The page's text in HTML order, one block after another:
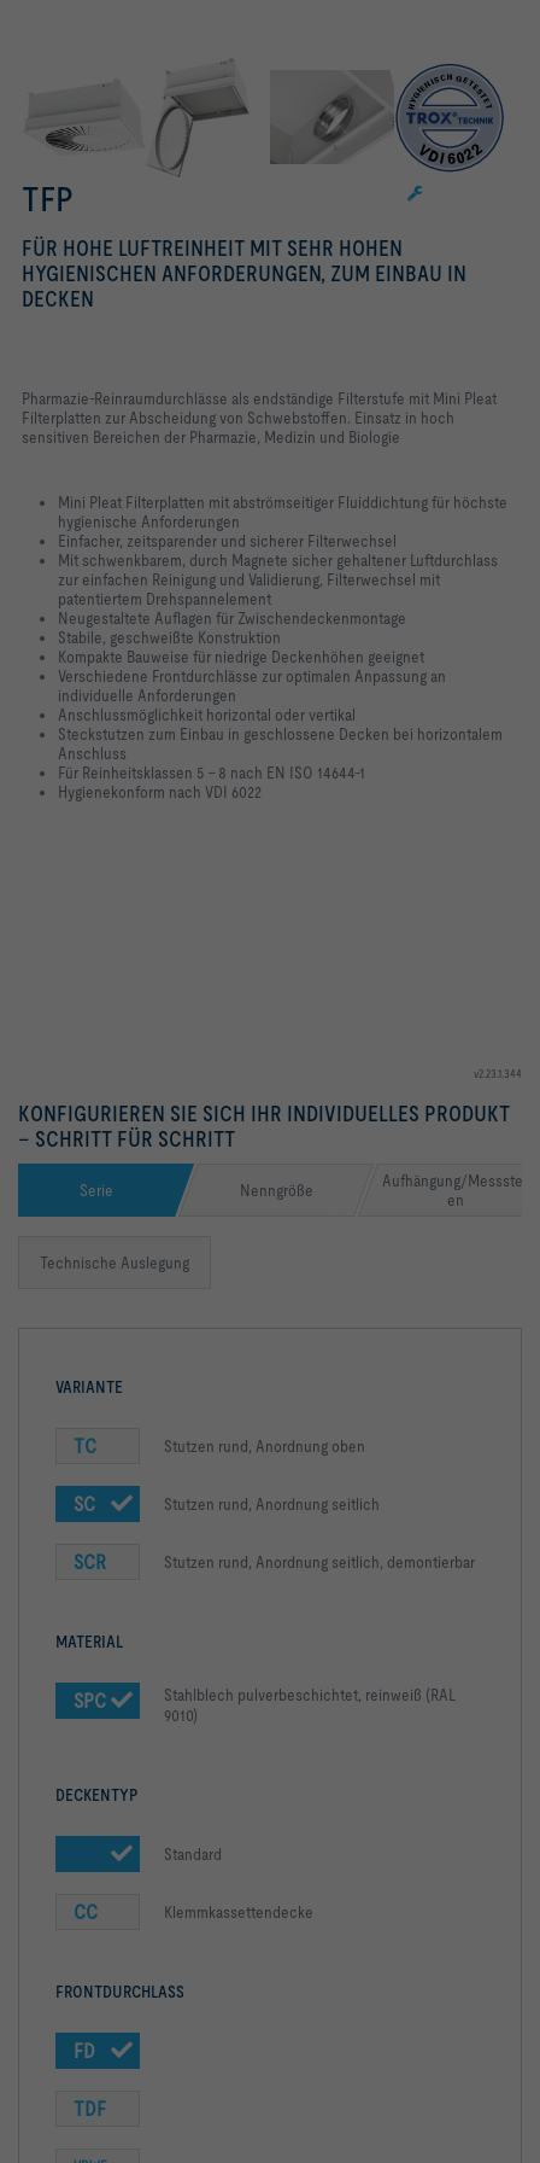
TFP
FÜR HOHE LUFTREINHEIT MIT SEHR HOHEN
HYGIENISCHEN ANFORDERUNGEN, ZUM EINBAU IN
DECKEN
Pharmazie-Reinraumdurchlässe als endständige Filterstufe mit Mini Pleat
Filterplatten zur Abscheidung von Schwebstoffen. Einsatz in hoch
sensitiven Bereichen der Pharmazie, Medizin und Biologie
Mini Pleat Filterplatten mit abströmseitiger Fluiddichtung für höchste
hygienische Anforderungen
Einfacher, zeitsparender und sicherer Filterwechsel
Mit schwenkbarem, durch Magnete sicher gehaltener Luftdurchlass
zur einfachen Reinigung und Validierung, Filterwechsel mit
patentiertem Drehspannelement
Neugestaltete Auflagen für Zwischendeckenmontage
Stabile, geschweißte Konstruktion
Kompakte Bauweise für niedrige Deckenhöhen geeignet
Verschiedene Frontdurchlässe zur optimalen Anpassung an
individuelle Anforderungen
Anschlussmöglichkeit horizontal oder vertikal
Steckstutzen zum Einbau in geschlossene Decken bei horizontalem
Anschluss
Für Reinheitsklassen 5 – 8 nach EN ISO 14644-1
Hygienekonform nach VDI 6022
v2.23.1.344
KONFIGURIEREN SIE SICH IHR INDIVIDUELLES PRODUKT
– SCHRITT FÜR SCHRITT
Serie Nenngröße
Aufhängung/Messstell
en
Technische Auslegung
VARIANTE
TC Stutzen rund, Anordnung oben
SC Stutzen rund, Anordnung seitlich
SCR Stutzen rund, Anordnung seitlich, demontierbar
MATERIAL
SPC
Stahlblech pulverbeschichtet, reinweiß (RAL
9010)
DECKENTYP
Standard
CC Klemmkassettendecke
FRONTDURCHLASS
FD
TDF